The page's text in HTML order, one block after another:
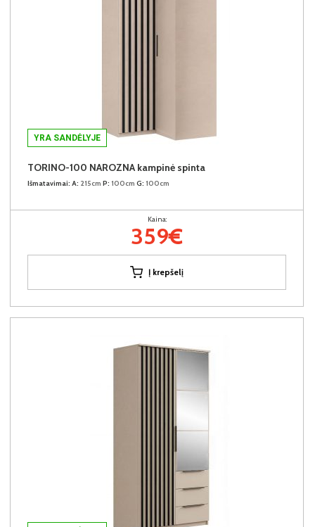
YRA SANDĖLYJE
TORINO-100 NAROZNA kampinė spinta
Išmatavimai: A: 215cm P: 100cm G: 100cm
Kaina:
359€
Į krepšelį